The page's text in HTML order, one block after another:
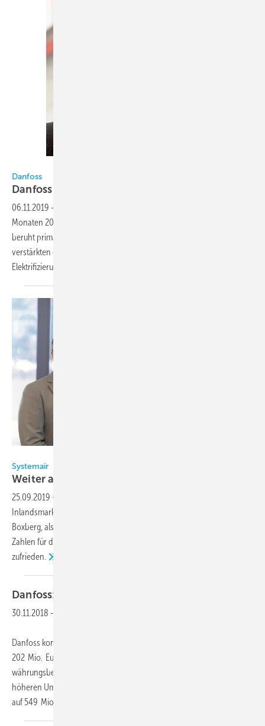
Danfoss
Danfoss weiter auf
06.11.2019 -
Monaten 2019 um 4 Prozent auf 4,8 Mrd. Euro steigern. Das Ergebnis
beruht primär auf den Kerngeschäften der Gruppe sowie der
verstärkten globalen Ausrichtung auf Energieeffizienz und
Elektrifizierung im Zuge der
Systemair
Weiter auf
25.09.2019 -
Inlandsmarkt fort. Sowohl die Systemair GmbH, mit Sitz im badischen
Boxberg, als auch die gesamte Systemair-Gruppe zeigt sich mit den
Zahlen für das abgelaufene Geschäftsjahr, das am 30. April endete,
zufrieden.
Danfoss:
30.11.2018 -
Danfoss konnte seinen Umsatz in den ersten neun Monaten 2018 um
202 Mio. Euro auf 4,569 Mrd. Euro steigern. Dies entspricht einem
währungsbereinigten Wachstum von 8 Prozent. Aufgrund des
höheren Umsatzes stieg das operative Ergebnis (EBIT) um 11 Prozent
auf 549 Mio. Euro an, während